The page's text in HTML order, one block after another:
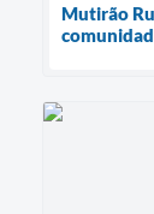
Mutirão